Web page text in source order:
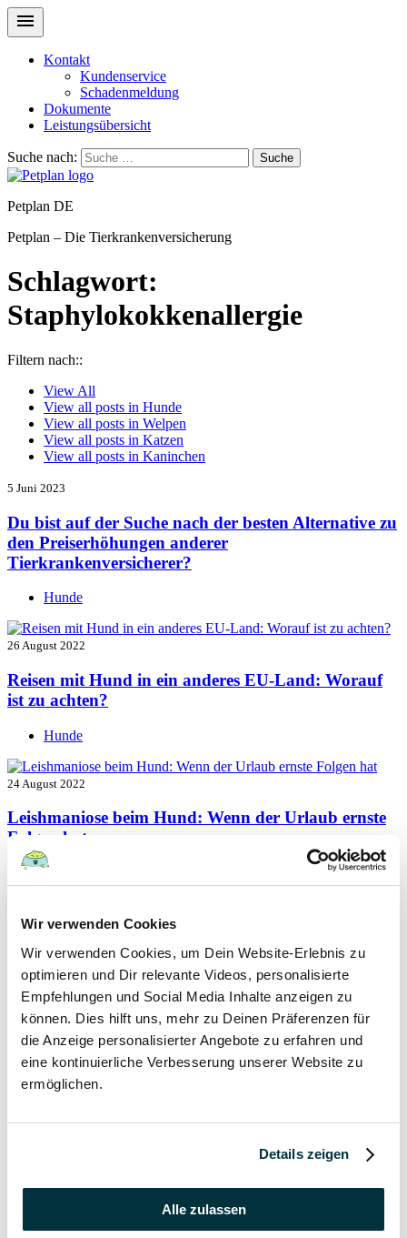
Wir verwenden Cookies
Wir verwenden Cookies, um Dein Website-Erlebnis zu
optimieren und Dir relevante Videos, personalisierte
Empfehlungen und Social Media Inhalte anzeigen zu
können. Dies hilft uns, mehr zu Deinen Präferenzen für
die Anzeige personalisierter Angebote zu erfahren und
eine kontinuierliche Verbesserung unserer Website zu
ermöglichen.
Details zeigen
Alle zulassen
Kontakt
Kundenservice
Schadenmeldung
Dokumente
Leistungsübersicht
Suche nach: Suche
Petplan DE
Petplan – Die Tierkrankenversicherung
Schlagwort:
Staphylokokkenallergie
Filtern nach::
View All
View all posts in Hunde
View all posts in Welpen
View all posts in Katzen
View all posts in Kaninchen
5 Juni 2023
Du bist auf der Suche nach der besten Alternative zu
den Preiserhöhungen anderer
Tierkrankenversicherer?
Hunde
26 August 2022
Reisen mit Hund in ein anderes EU-Land: Worauf
ist zu achten?
Hunde
24 August 2022
Leishmaniose beim Hund: Wenn der Urlaub ernste
Folgen hat
Hunde
Hundefutter und Wasser im Urlaub: Worauf sollte
besonders geachtet werden?
Hunde
15 August 2022
Vitamin B für den Hund: Für was ist es wichtig?